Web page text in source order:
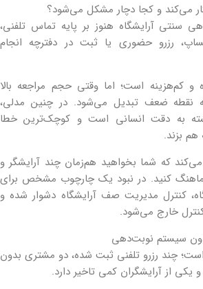
می‌کند و کجا دچار مشکل می‌شود؟
سنتی آرایشگاه هنوز بر پایه تماس تلفنی،
رزرو حضوری یا ثبت در دفترچه انجام
کم‌هزینه است؛ اما وقتی حجم مراجعه بالا
نقطه ضعف تبدیل می‌شود. در چنین مدلی،
به دقت انسانی است و کوچک‌ترین خطا
هم بزند.
که شما بخواهید هم‌زمان چند آرایشگر و
کنید. در نبود یک چارچوب مشخص برای
کنترل مدیریت صف آرایشگاه دشوار شده و
خارج می‌شود.
سیستم نوبت‌دهی
چند رزرو تلفنی ثبت شده، دو مشتری بدون
یکی از آرایشگران کمی تاخیر دارد.